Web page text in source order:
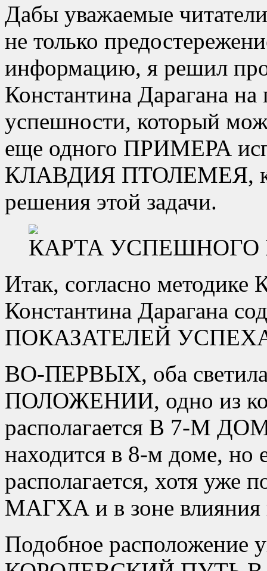
Дабы уважаемые
не только
информацию, я решил
Константина Дарагана
успешности, который
еще одного ПРИМЕРА
КЛАВДИЯ ПТОЛЕМЕЯ,
решения этой задачи.
КАРТА
Итак, согласно методике
Константина Дарагана
ПОКАЗАТЕЛЕЙ
ВО-ПЕРВЫХ, оба
ПОЛОЖЕНИИ, одно из
располагается В 7-М
находится в 8-м доме,
располагается, хотя уже
МАГХА и в зоне влияния
Подобное расположение